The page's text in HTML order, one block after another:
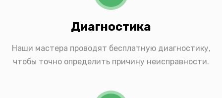
Диагностика
Наши мастера проводят бесплатную диагностику,
чтобы точно определить причину неисправности.